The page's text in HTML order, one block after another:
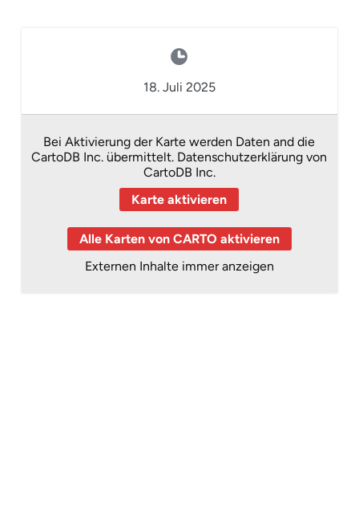
18. Juli 2025
Bei Aktivierung der Karte werden Daten and die
CartoDB Inc. übermittelt. Datenschutzerklärung von
CartoDB Inc.
Karte aktivieren
Alle Karten von CARTO aktivieren
Externen Inhalte immer anzeigen